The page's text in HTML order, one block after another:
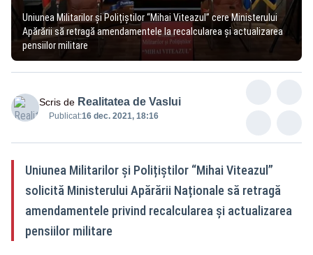
Uniunea Militarilor și Polițiștilor “Mihai Viteazul” cere Ministerului
Apărării să retragă amendamentele la recalcularea și actualizarea
pensiilor militare
Scris de Realitatea de Vaslui
Publicat:16 dec. 2021, 18:16
Uniunea Militarilor și Polițiștilor “Mihai Viteazul”
solicită Ministerului Apărării Naționale să retragă
amendamentele privind recalcularea și actualizarea
pensiilor militare